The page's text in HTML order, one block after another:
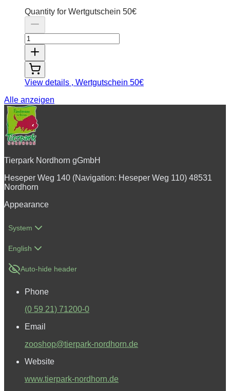
Quantity for Wertgutschein 50€
View details , Wertgutschein 50€
Alle anzeigen
Tierpark Nordhorn gGmbH
Heseper Weg 140 (Navigation: Heseper Weg 110) 48531
Nordhorn
Appearance
System
English
Auto-hide header
Phone
(0 59 21) 71200-0
Email
zooshop@tierpark-nordhorn.de
Website
www.tierpark-nordhorn.de